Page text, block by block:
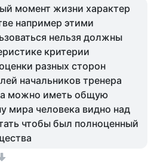
момент жизни характер
например этими
нельзя должны
критерии
разных сторон
начальников тренера
можно иметь общую
мира человека видно над
чтобы был полноценный